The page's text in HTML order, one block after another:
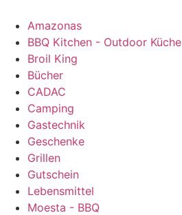
Amazonas
BBQ Kitchen - Outdoor Küche
Broil King
Bücher
CADAC
Camping
Gastechnik
Geschenke
Grillen
Gutschein
Lebensmittel
Moesta - BBQ